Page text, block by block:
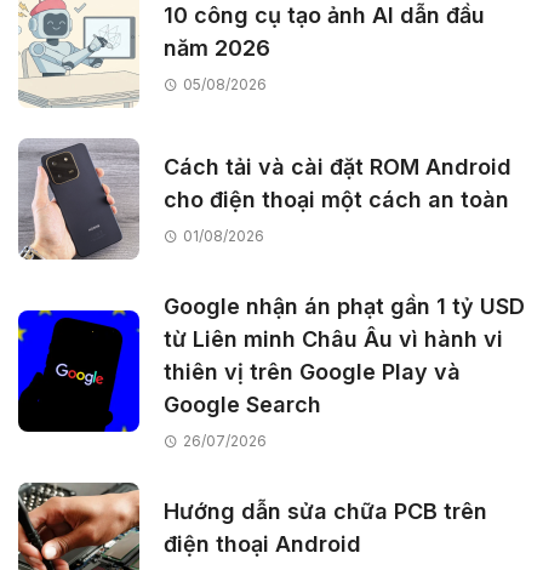
10 công cụ tạo ảnh AI dẫn đầu
năm 2026
05/08/2026
Cách tải và cài đặt ROM Android
cho điện thoại một cách an toàn
01/08/2026
Google nhận án phạt gần 1 tỷ USD
từ Liên minh Châu Âu vì hành vi
thiên vị trên Google Play và
Google Search
26/07/2026
Hướng dẫn sửa chữa PCB trên
điện thoại Android